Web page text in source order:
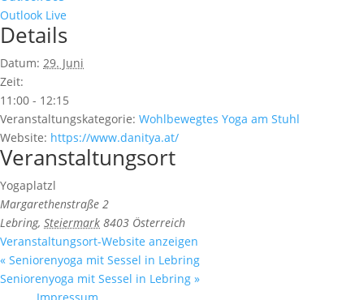
Outlook Live
Details
Datum: 29. Juni
Zeit:
11:00 - 12:15
Veranstaltungskategorie: Wohlbewegtes Yoga am Stuhl
Website: https://www.danitya.at/
Veranstaltungsort
Yogaplatzl
Margarethenstraße 2
Lebring, Steiermark 8403 Österreich
Veranstaltungsort-Website anzeigen
« Seniorenyoga mit Sessel in Lebring
Seniorenyoga mit Sessel in Lebring »